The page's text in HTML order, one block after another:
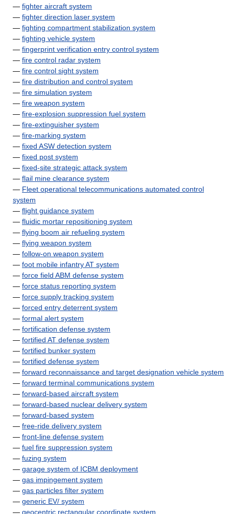
— fighter aircraft system
— fighter direction laser system
— fighting compartment stabilization system
— fighting vehicle system
— fingerprint verification entry control system
— fire control radar system
— fire control sight system
— fire distribution and control system
— fire simulation system
— fire weapon system
— fire-explosion suppression fuel system
— fire-extinguisher system
— fire-marking system
— fixed ASW detection system
— fixed post system
— fixed-site strategic attack system
— flail mine clearance system
— Fleet operational telecommunications automated control
system
— flight guidance system
— fluidic mortar repositioning system
— flying boom air refueling system
— flying weapon system
— follow-on weapon system
— foot mobile infantry AT system
— force field ABM defense system
— force status reporting system
— force supply tracking system
— forced entry deterrent system
— formal alert system
— fortification defense system
— fortified AT defense system
— fortified bunker system
— fortified defense system
— forward reconnaissance and target designation vehicle system
— forward terminal communications system
— forward-based aircraft system
— forward-based nuclear delivery system
— forward-based system
— free-ride delivery system
— front-line defense system
— fuel fire suppression system
— fuzing system
— garage system of ICBM deployment
— gas impingement system
— gas particles filter system
— generic EV/ system
— geocentric rectangular coordinate system